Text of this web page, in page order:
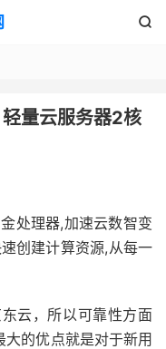

量云服务器2核
处理器,加速云数智变
创建计算资源,从每一
云，所以可靠性方面
的优点就是对于新用